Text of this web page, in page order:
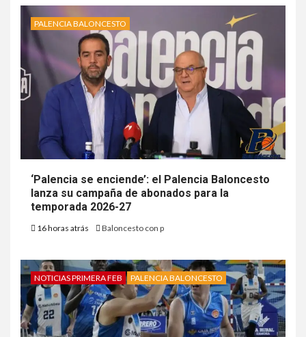
PALENCIA BALONCESTO
‘Palencia se enciende’: el Palencia Baloncesto
lanza su campaña de abonados para la
temporada 2026-27
16 horas atrás Baloncesto con p
NOTICIAS PRIMERA FEB PALENCIA BALONCESTO